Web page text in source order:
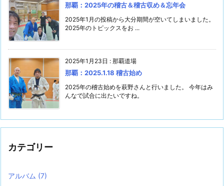
那覇：2025年の稽古＆稽古収め＆忘年会
2025年1月の投稿から大分期間が空いてしまいました。
2025年のトピックスをお ...
2025年1月23日 : 那覇道場
那覇：2025.1.18 稽古始め
2025年の稽古始めを萩野さんと行いました。 今年はみ
んなで試合に出たいですね。
カテゴリー
アルバム (7)